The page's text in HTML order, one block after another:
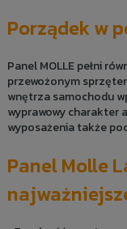
Porządek w
Panel MOLLE pełni
przewożonym
wnętrza samochodu
wyprawowy charakter
wyposażenia także
Panel Molle